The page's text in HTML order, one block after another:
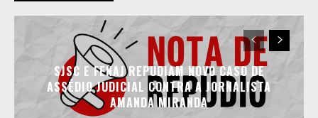
SJSC E FENAJ REPUDIAM NOVO CASO DE
ASSÉDIO JUDICIAL CONTRA A JORNALISTA
AMANDA MIRANDA